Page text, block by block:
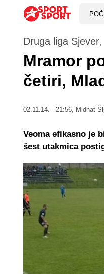
Druga liga
Mramor
četiri,
02.11.14. - 21:56, Midhat
Veoma efikasno je
šest utakmica